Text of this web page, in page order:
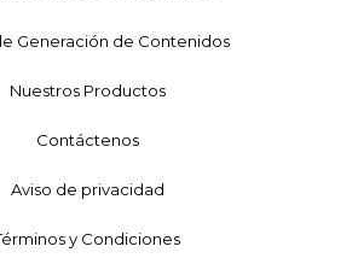
Generación de Contenidos
Nuestros Productos
Contáctenos
Aviso de privacidad
y Condiciones